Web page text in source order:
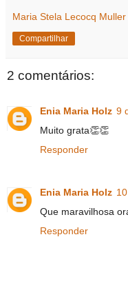
Maria Stela Lecocq Muller
Compartilhar
2 comentários:
Enia Maria Holz 9
Muito grata👏👏
Responder
Enia Maria Holz
Que maravilhosa
Responder